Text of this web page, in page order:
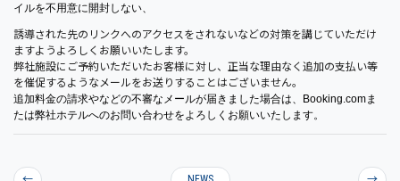
イルを不用意に開封しない、
誘導された先のリンクへのアクセスをされないなどの対策を講じて いただけ
ますようよろしくお願いいたします。
弊社施設にご予約いただいたお客様に対し、 正当な理由なく追加の支払い等
を催促するようなメールをお送りすることはございません。
追加料金の請求やなどの不審なメールが届きました場合は、
Booking.comま
たは弊社ホテルへのお問い合わせをよろしくお願いいたし ます。